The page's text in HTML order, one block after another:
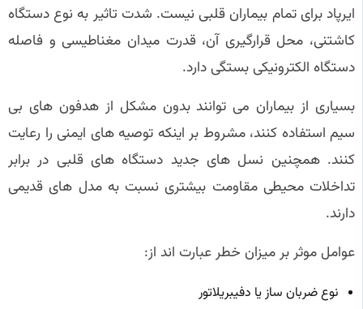
ایرپاد برای تمام بیماران قلبی نیست. شدت تاثیر به نوع دستگاه
کاشتنی، محل قرارگیری آن، قدرت میدان مغناطیسی و فاصله
دستگاه الکترونیکی بستگی دارد.
بسیاری از بیماران می توانند بدون مشکل از هدفون های بی
سیم استفاده کنند، مشروط بر اینکه توصیه های ایمنی را رعایت
کنند. همچنین نسل های جدید دستگاه های قلبی در برابر
تداخلات محیطی مقاومت بیشتری نسبت به مدل های قدیمی
دارند.
عوامل موثر بر میزان خطر عبارت اند از:
نوع ضربان ساز یا دفیبریلاتور